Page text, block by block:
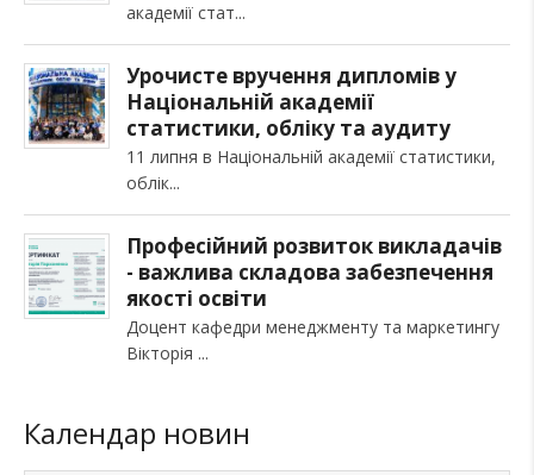
академії стат
Урочисте вручення дипломів у
Національній академії
статистики, обліку та аудиту
11 липня в Національній академії статистики,
облік
Професійний розвиток викладачів
- важлива складова забезпечення
якості освіти
Доцент кафедри менеджменту та маркетингу
Вікторія
Календар новин